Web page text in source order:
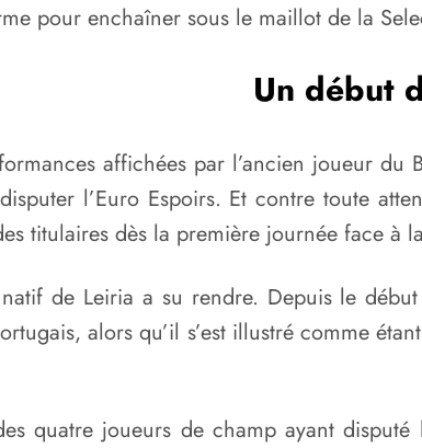
pour enchaîner sous le maillot de la
Un début
affichées par l’ancien joueur
l’Euro Espoirs. Et contre toute
titulaires dès la première journée face à
de Leiria a su rendre. Depuis le
alors qu’il s’est illustré comme
quatre joueurs de champ ayant